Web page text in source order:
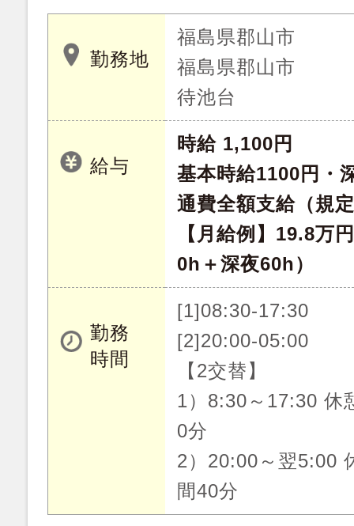
勤務地
福島県郡山市
福島県郡山市
待池台
給与
時給 1,100円
基本時給1100円・
通費全額支給（規
【月給例】19.8万
0h＋深夜60h）
勤務
時間
[1]08:30-17:30
[2]20:00-05:00
【2交替】
1）8:30～17:30 休
0分
2）20:00～翌5:00
間40分